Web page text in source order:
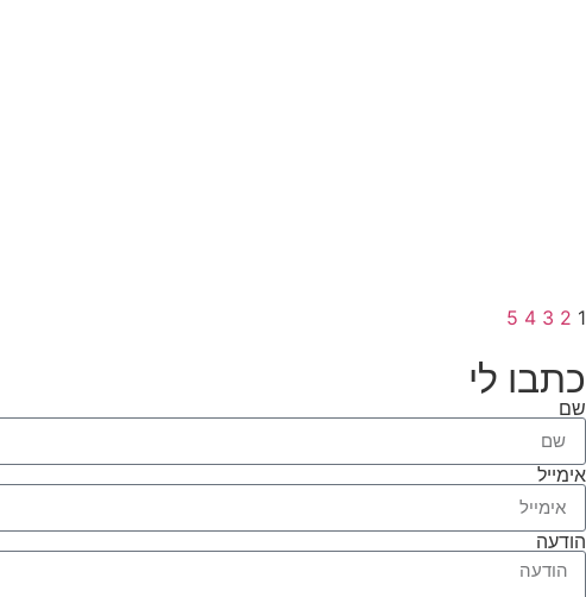
1
2
3
4
5
כתבו לי
שם
אימייל
הודעה